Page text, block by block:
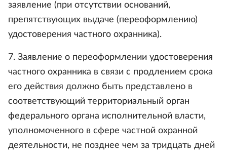
заявление (при отсутствии оснований,
препятствующих выдаче (переоформлению)
удостоверения частного охранника).
7. Заявление о переоформлении удостоверения
частного охранника в связи с продлением срока
его действия должно быть представлено в
соответствующий территориальный орган
федерального органа исполнительной власти,
уполномоченного в сфере частной охранной
деятельности, не позднее чем за тридцать дней